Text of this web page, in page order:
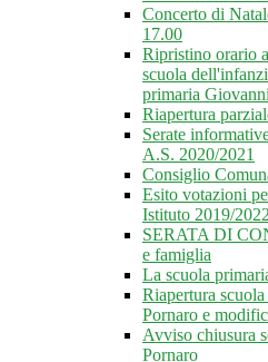
Concerto di
17.00
Ripristino orario
scuola
primaria
Riapertura
Serate
A.S. 2020/2021
Consiglio
Esito votazioni
Istituto 2019/2022
SERATA DI
e famiglia
La scuola
Riapertura
Pornaro e
Avviso chiusura
Pornaro